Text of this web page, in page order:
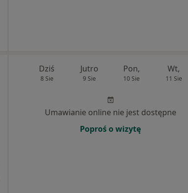
Dziś
8 Sie
Jutro
9 Sie
Pon,
10 Sie
Wt,
11 Sie
Umawianie online nie jest dostępne
Poproś o wizytę